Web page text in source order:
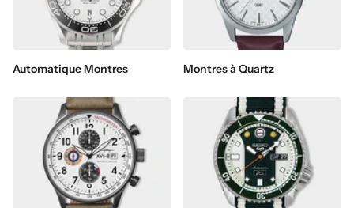
Automatique Montres Montres à Quartz